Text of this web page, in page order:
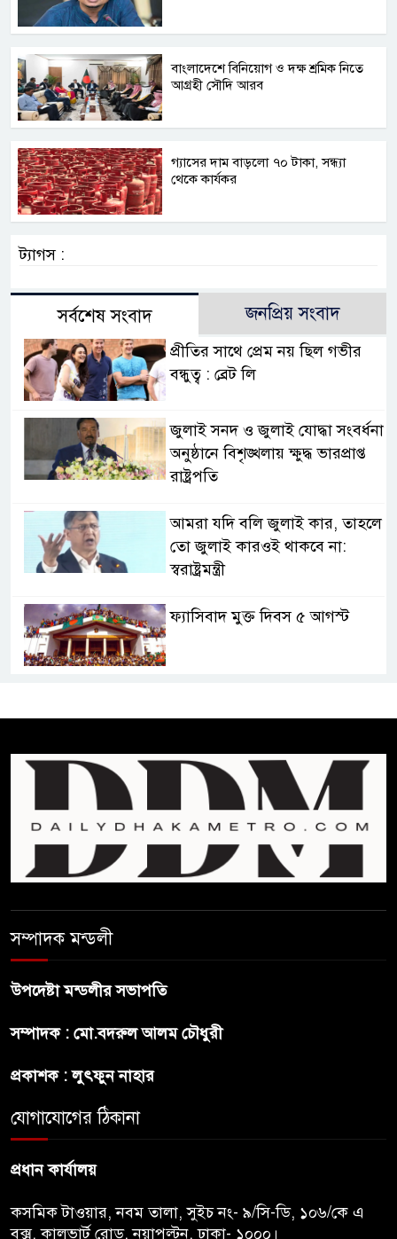
বাংলাদেশে বিনিয়োগ ও দক্ষ শ্রমিক নিতে
আগ্রহী সৌদি আরব
গ্যাসের দাম বাড়লো ৭০ টাকা, সন্ধ্যা
থেকে কার্যকর
ট্যাগস :
সর্বশেষ সংবাদ জনপ্রিয় সংবাদ
প্রীতির সাথে প্রেম নয় ছিল গভীর
বন্ধুত্ব : ব্রেট লি
জুলাই সনদ ও জুলাই যোদ্ধা সংবর্ধনা
অনুষ্ঠানে বিশৃঙ্খলায় ক্ষুদ্ধ ভারপ্রাপ্ত
রাষ্ট্রপতি
আমরা যদি বলি জুলাই কার, তাহলে
তো জুলাই কারওই থাকবে না:
স্বরাষ্ট্রমন্ত্রী
ফ্যাসিবাদ মুক্ত দিবস ৫ আগস্ট
ব্যবস্থা নিবে সরকার : প্রধানমন্ত্রীর
বাংলাদেশে বিনিয়োগ ও দক্ষ শ্রমিক
নিতে আগ্রহী সৌদি আরব
ব্রাজিলের ফুটবলারকে গুলি করে
রাজধানীর উত্তরখানে
পরিচ্ছন্নতাকর্মী-এলাকাবাসীর মধ্যে
সম্পাদক মন্ডলী
উপদেষ্টা মন্ডলীর সভাপতি
সম্পাদক : মো.বদরুল আলম চৌধুরী
প্রকাশক : লুৎফুন নাহার
যোগাযোগের ঠিকানা
প্রধান কার্যালয়
কসমিক টাওয়ার, নবম তালা, সুইচ নং- ৯/সি-ডি, ১০৬/কে এ
বক্স, কালভার্ট রোড, নয়াপল্টন, ঢাকা- ১০০০।